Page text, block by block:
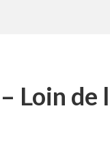
Loin de